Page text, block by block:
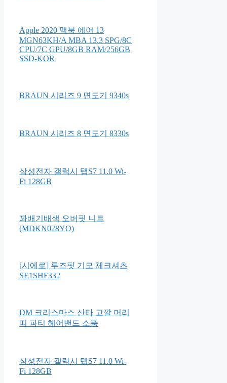
Apple 2020 맥북 에어 13
MGN63KH/A MBA 13.3 SPG/8C
CPU/7C GPU/8GB RAM/256GB
SSD-KOR
BRAUN 시리즈 9 면도기 9340s
BRAUN 시리즈 8 면도기 8330s
삼성전자 갤럭시 탭S7 11.0 Wi-
Fi 128GB
꽈배기배색 오버핏 니트
(MDKN028YO)
[시에로] 루즈핏 기모 체크셔츠
SE1SHF332
DM 크리스마스 산타 고깔 머리
띠 파티 헤어밴드 소품
삼성전자 갤럭시 탭S7 11.0 Wi-
Fi 128GB